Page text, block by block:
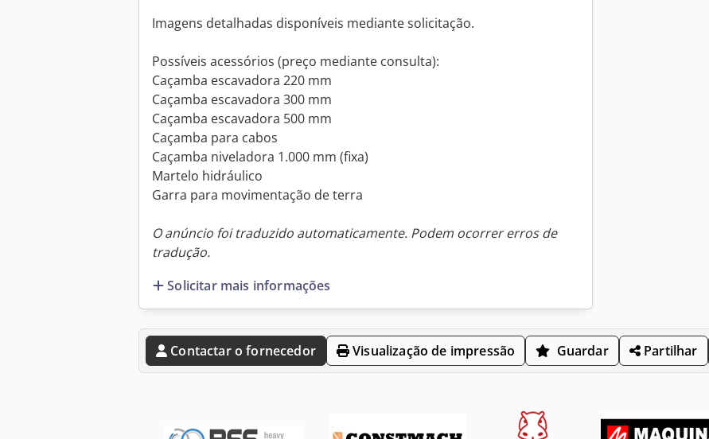
Imagens detalhadas disponíveis mediante solicitação.
Possíveis acessórios (preço mediante consulta):
Caçamba escavadora 220 mm
Caçamba escavadora 300 mm
Caçamba escavadora 500 mm
Caçamba para cabos
Caçamba niveladora 1.000 mm (fixa)
Martelo hidráulico
Garra para movimentação de terra
O anúncio foi traduzido automaticamente. Podem ocorrer erros de
tradução.
Solicitar mais informações
Contactar o fornecedor Visualização de impressão Guardar Partilhar